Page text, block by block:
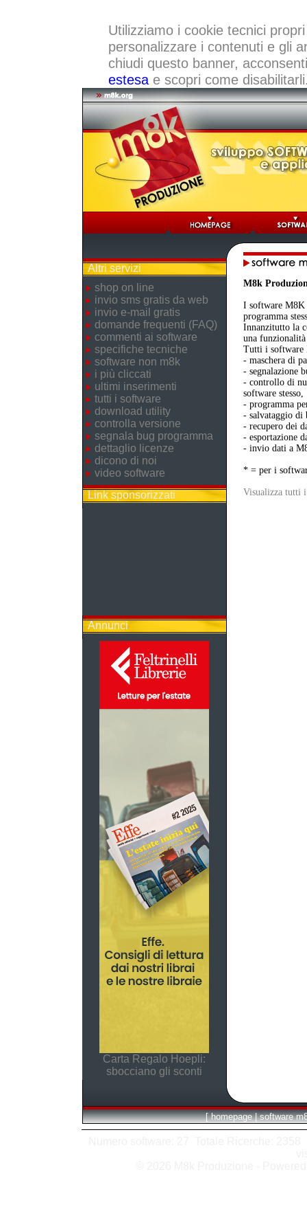
Utilizziamo i cookie tecnici
personalizzare i contenuti e gli
chiudi questo banner,
estesae scopri come
Altri servizi
shop on line
invio sms gratis da web
invio e-mail gratis
domande frequenti (FAQ)
commenti ai software
specifiche tecniche
software non m8k
i più cliccati
ultimi inserimenti
tutti i software
download utility
controlla versione
segnala bug programma
dettaglio licenze
dicono di noi
video software
Link sponsorizzati
Annunci
Carta Regalo Hoepli:
sbocciano gli sconti
M8k
I software M8K
programma
Innanzitutto la
una
Tutti i software
- maschera di
- segnalazione
- controllo di
software stesso,
- programma
- salvataggio di
- recupero dei
- esportazione
- invio dati a
* = per i
Visualizza tutti
[ homepage | software